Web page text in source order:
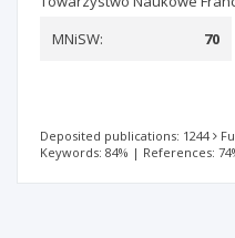
MNiSW:
70
Deposited publications: 1244
Keywords: 84% | References: